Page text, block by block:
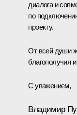
диалога и
по
проекту.
От всей души
благополучия
С уважением,
Владимир